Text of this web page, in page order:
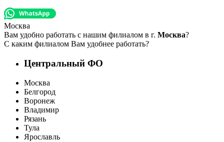
Москва
Вам удобно работать с нашим филиалом в г. Москва?
С каким филиалом Вам удобнее работать?
Центральный ФО
Москва
Белгород
Воронеж
Владимир
Рязань
Тула
Ярославль